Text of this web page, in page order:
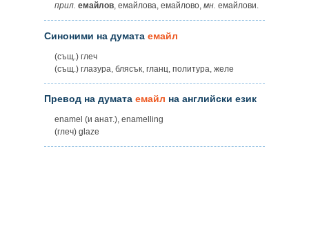
прил. емайлов, емайлова, емайлово, мн. емайлови.
Синоними на думата емайл
(същ.) глеч
(същ.) глазура, блясък, гланц, политура, желе
Превод на думата емайл на английски език
enamel (и анат.), enamelling
(глеч) glaze